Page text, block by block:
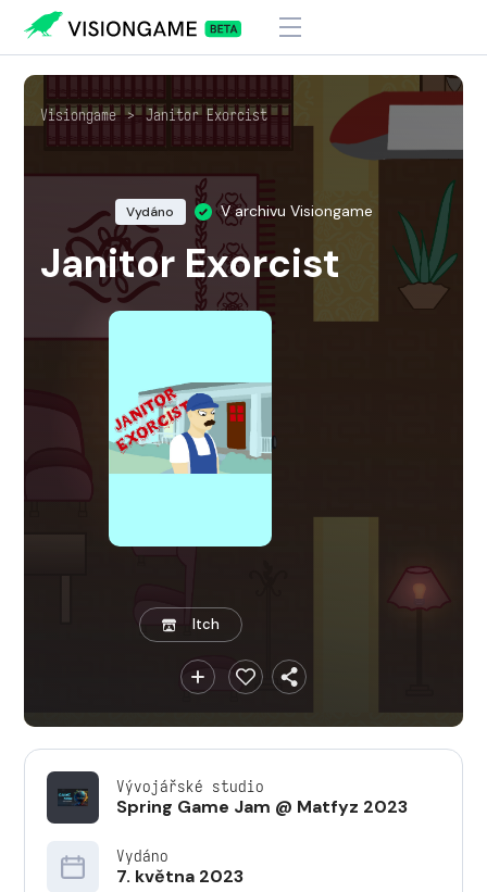
Visiongame > Janitor Exorcist
Vydáno V archivu Visiongame
Janitor Exorcist
Itch
Vývojářské studio
Spring Game Jam @ Matfyz 2023
Vydáno
7. května 2023